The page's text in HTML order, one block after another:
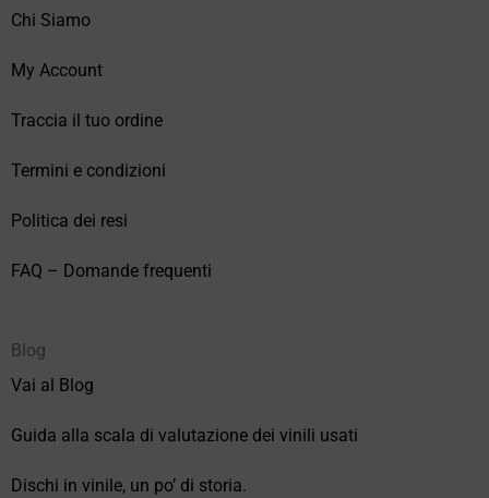
Chi Siamo
My Account
Traccia il tuo ordine
Termini e condizioni
Politica dei resi
FAQ – Domande frequenti
Blog
Vai al Blog
Guida alla scala di valutazione dei vinili usati
Dischi in vinile, un po’ di storia.